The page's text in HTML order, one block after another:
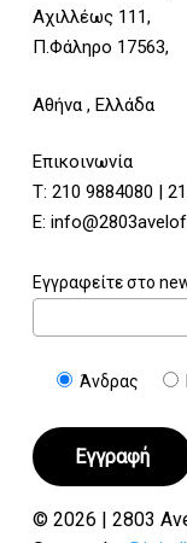
Αχιλλέως 111,
Π.Φάληρο 17563,
Αθήνα , Ελλάδα
Επικοινωνία
Τ: 210 9884080 |
E:
Εγγραφείτε στο
Άνδρας
© 2026 | 2803